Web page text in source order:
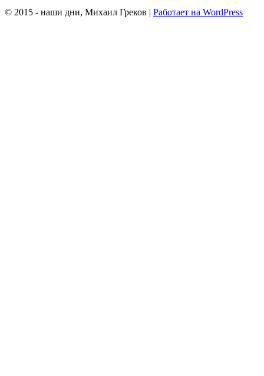
© 2015 - наши дни, Михаил Греков | Работает на WordPress